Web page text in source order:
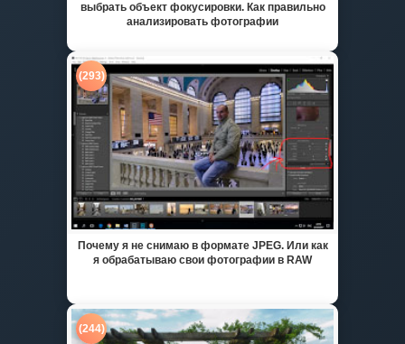
выбрать объект фокусировки. Как правильно
анализировать фотографии
(293)
Почему я не снимаю в формате JPEG. Или как
я обрабатываю свои фотографии в RAW
(244)